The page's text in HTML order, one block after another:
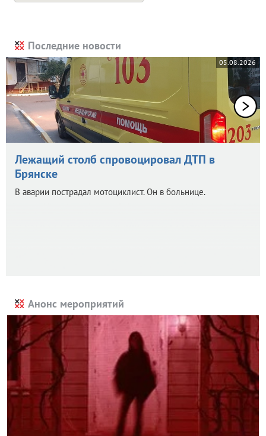
Последние новости
05.08.2026
Лежащий столб спровоцировал ДТП в
Брянске
В аварии пострадал мотоциклист. Он в больнице.
Анонс мероприятий